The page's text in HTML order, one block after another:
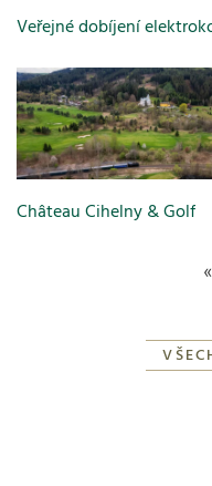
Veřejné dobíjení
Château Cihelny & Golf
«